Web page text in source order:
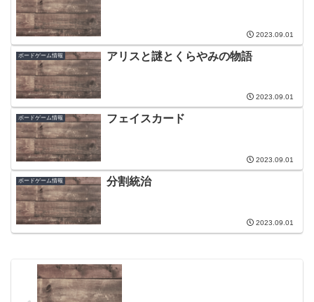
2023.09.01
ボードゲーム情報 アリスと謎とくらやみの物語
2023.09.01
ボードゲーム情報 フェイスカード
2023.09.01
ボードゲーム情報 分割統治
2023.09.01